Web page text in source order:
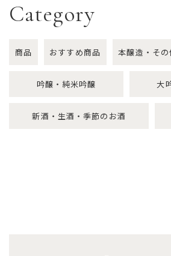
Category
商品 おすすめ商品 本醸造・その
吟醸・純米吟醸 大
新酒・生酒・季節のお酒